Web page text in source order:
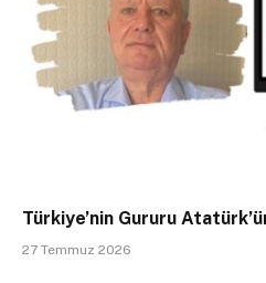
Türkiye’nin Gururu
27 Temmuz 2026